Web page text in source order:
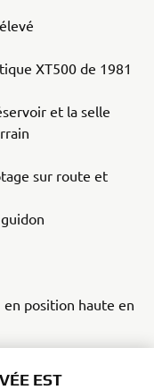
XT500 de 1981
et la selle
sur route et
en position haute en
EST